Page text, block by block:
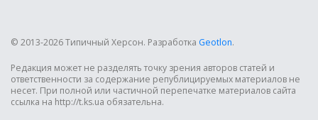
© 2013-2026 Типичный Херсон. Разработка Geotlon.
Редакция может не разделять точку зрения авторов статей и
ответственности за содержание републицируемых материалов не
несет. При полной или частичной перепечатке материалов сайта
ссылка на http://t.ks.ua обязательна.